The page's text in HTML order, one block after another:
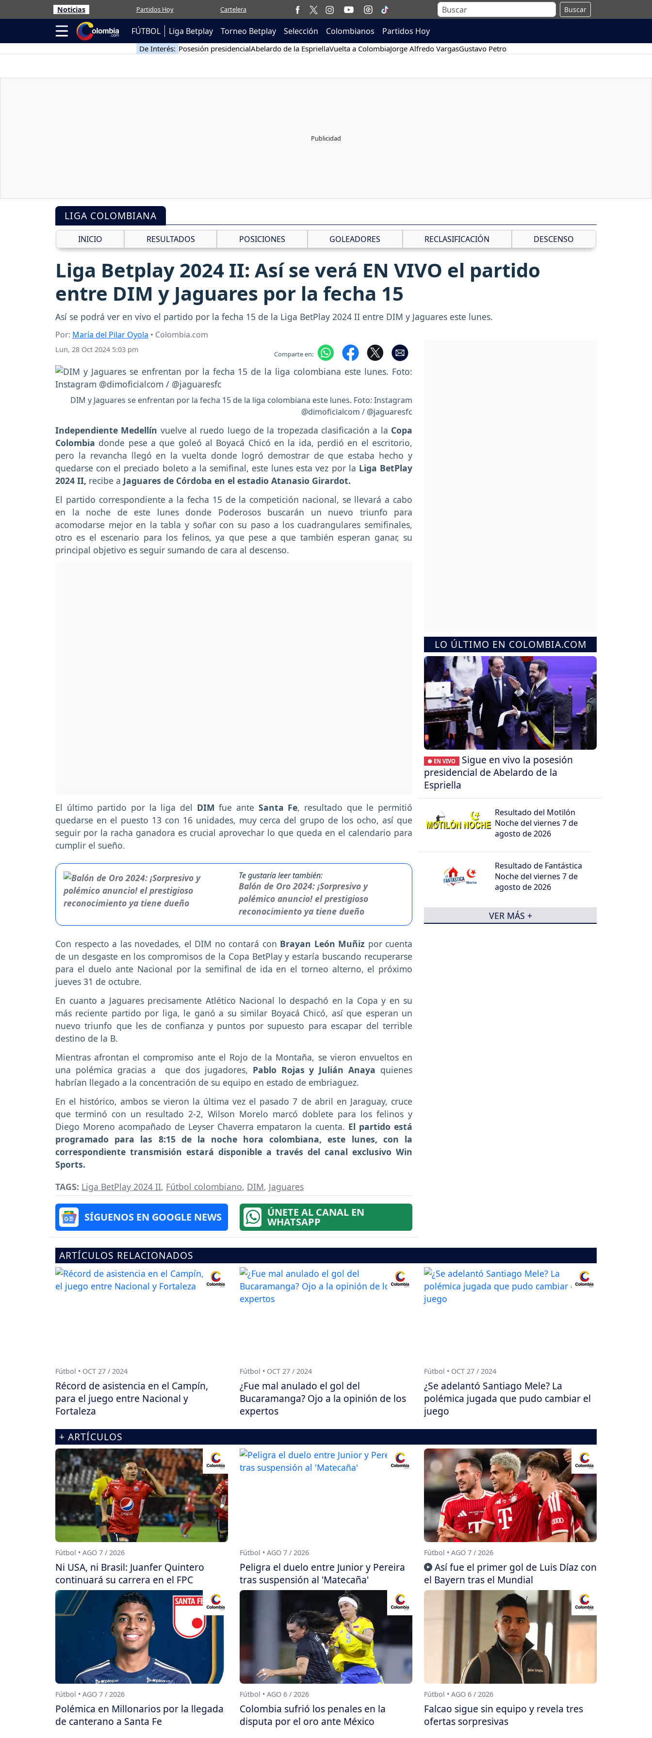
Noticias Partidos Hoy Cartelera Buscar
FÚTBOL Liga Betplay Torneo Betplay Selección Colombianos Partidos Hoy
De Interés: Posesión presidencialAbelardo de la EspriellaVuelta a ColombiaJorge Alfredo VargasGustavo Petro
LIGA COLOMBIANA
INICIO RESULTADOS POSICIONES GOLEADORES RECLASIFICACIÓN DESCENSO
Liga Betplay 2024 II: Así se verá EN VIVO el partido
entre DIM y Jaguares por la fecha 15
Así se podrá ver en vivo el partido por la fecha 15 de la Liga BetPlay 2024 II entre DIM y Jaguares este lunes.
Por: María del Pilar Oyola • Colombia.com
Lun, 28 Oct 2024 5:03 pm Comparte en:
DIM y Jaguares se enfrentan por la fecha 15 de la liga colombiana este lunes. Foto: Instagram
@dimoficialcom / @jaguaresfc
Independiente Medellín vuelve al ruedo luego de la tropezada clasificación a la Copa
Colombia donde pese a que goleó al Boyacá Chicó en la ida, perdió en el escritorio,
pero la revancha llegó en la vuelta donde logró demostrar de que estaba hecho y
quedarse con el preciado boleto a la semifinal, este lunes esta vez por la Liga BetPlay
2024 II, recibe a Jaguares de Córdoba en el estadio Atanasio Girardot.
El partido correspondiente a la fecha 15 de la competición nacional, se llevará a cabo
en la noche de este lunes donde Poderosos buscarán un nuevo triunfo para
acomodarse mejor en la tabla y soñar con su paso a los cuadrangulares semifinales,
otro es el escenario para los felinos, ya que pese a que también esperan ganar, su
principal objetivo es seguir sumando de cara al descenso.
El último partido por la liga del DIMfue ante Santa Fe, resultado que le permitió
quedarse en el puesto 13 con 16 unidades, muy cerca del grupo de los ocho, así que
seguir por la racha ganadora es crucial aprovechar lo que queda en el calendario para
cumplir el sueño.
Te gustaría leer también:
Balón de Oro 2024: ¡Sorpresivo y
polémico anuncio! el prestigioso
reconocimiento ya tiene dueño
Con respecto a las novedades, el DIM no contará con Brayan León Muñiz por cuenta
de un desgaste en los compromisos de la Copa BetPlay y estaría buscando recuperarse
para el duelo ante Nacional por la semifinal de ida en el torneo alterno, el próximo
jueves 31 de octubre.
En cuanto a Jaguares precisamente Atlético Nacional lo despachó en la Copa y en su
más reciente partido por liga, le ganó a su similar Boyacá Chicó, así que esperan un
nuevo triunfo que les de confianza y puntos por supuesto para escapar del terrible
destino de la B.
Mientras afrontan el compromiso ante el Rojo de la Montaña, se vieron envueltos en
una polémica gracias a que dos jugadores, Pablo Rojas y Julián Anaya quienes
habrían llegado a la concentración de su equipo en estado de embriaguez.
En el histórico, ambos se vieron la última vez el pasado 7 de abril en Jaraguay, cruce
que terminó con un resultado 2-2, Wilson Morelo marcó doblete para los felinos y
Diego Moreno acompañado de Leyser Chaverra empataron la cuenta. El partido está
programado para las 8:15 de la noche hora colombiana, este lunes, con la
correspondiente transmisión estará disponible a través del canal exclusivo Win
Sports.
TAGS: Liga BetPlay 2024 II, Fútbol colombiano, DIM, Jaguares
SÍGUENOS EN GOOGLE NEWS ÚNETE AL CANAL EN
WHATSAPP
LO ÚLTIMO EN COLOMBIA.COM
● EN VIVO
Sigue en vivo la posesión
presidencial de Abelardo de la
Espriella
Resultado del Motilón
Noche del viernes 7 de
agosto de 2026
Resultado de Fantástica
Noche del viernes 7 de
agosto de 2026
VER MÁS +
ARTÍCULOS RELACIONADOS
Fútbol • OCT 27 / 2024
Récord de asistencia en el Campín,
para el juego entre Nacional y
Fortaleza
Fútbol • OCT 27 / 2024
¿Fue mal anulado el gol del
Bucaramanga? Ojo a la opinión de los
expertos
Fútbol • OCT 27 / 2024
¿Se adelantó Santiago Mele? La
polémica jugada que pudo cambiar el
juego
+ ARTÍCULOS
Fútbol • AGO 7 / 2026
Ni USA, ni Brasil: Juanfer Quintero
continuará su carrera en el FPC
Fútbol • AGO 7 / 2026
Peligra el duelo entre Junior y Pereira
tras suspensión al 'Matecaña'
Fútbol • AGO 7 / 2026
Así fue el primer gol de Luis Díaz con
el Bayern tras el Mundial
Fútbol • AGO 7 / 2026
Polémica en Millonarios por la llegada
de canterano a Santa Fe
Fútbol • AGO 6 / 2026
Colombia sufrió los penales en la
disputa por el oro ante México
Fútbol • AGO 6 / 2026
Falcao sigue sin equipo y revela tres
ofertas sorpresivas